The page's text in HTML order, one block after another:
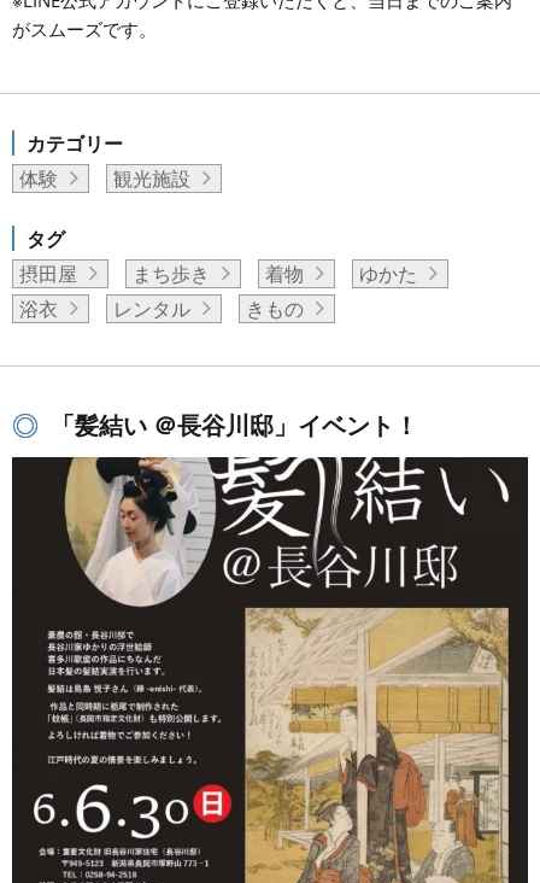
がスムーズです。
カテゴリー
体験
観光施設
タグ
摂田屋
まち歩き 着物
ゆかた
浴衣
レンタル きもの
「髪結い ＠長谷川邸」イベント！